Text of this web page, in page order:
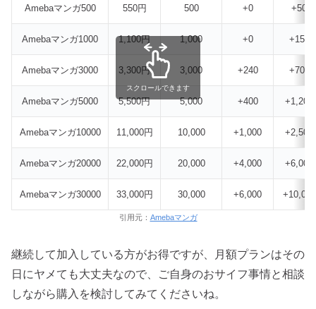
Amebaマンガ500 550円 500 +0 +50
Amebaマンガ1000 1,100円 1,000 +0 +150
Amebaマンガ3000 3,300円 3,000 +240 +700
Amebaマンガ5000 5,500円 5,000 +400 +1,200
Amebaマンガ10000 11,000円 10,000 +1,000 +2,500
Amebaマンガ20000 22,000円 20,000 +4,000 +6,000
Amebaマンガ30000 33,000円 30,000 +6,000 +10,000
スクロールできます
引用元： Amebaマンガ
継続して加入している方がお得ですが、月額プランはその
日にヤメても大丈夫なので、ご自身のおサイフ事情と相談
しながら購入を検討してみてくださいね。